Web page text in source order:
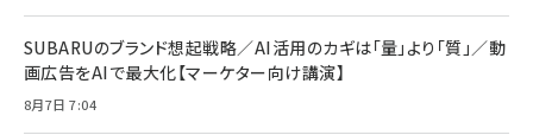
SUBARUのブランド想起戦略／AI活用のカギは「量」より「質」／動
画広告をAIで最大化【マーケター向け講演】
8月7日 7:04